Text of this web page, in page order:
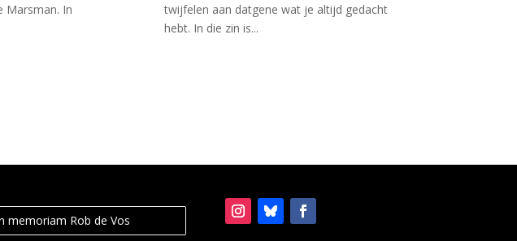
Marsman. In
twijfelen aan datgene wat je altijd gedacht
hebt. In die zin is...
memoriam Rob de Vos